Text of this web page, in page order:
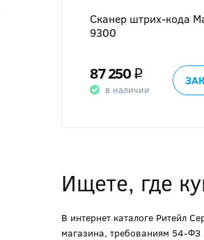
Сканер штрих-кода
9300
87 250 q
в наличии
Ищете, где
В интернет каталоге Ритейл
магазина, требованиям 54-ФЗ